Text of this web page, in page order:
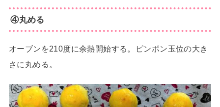
④丸める
オーブンを210度に余熱開始する。ピンポン玉位の大き
さに丸める。